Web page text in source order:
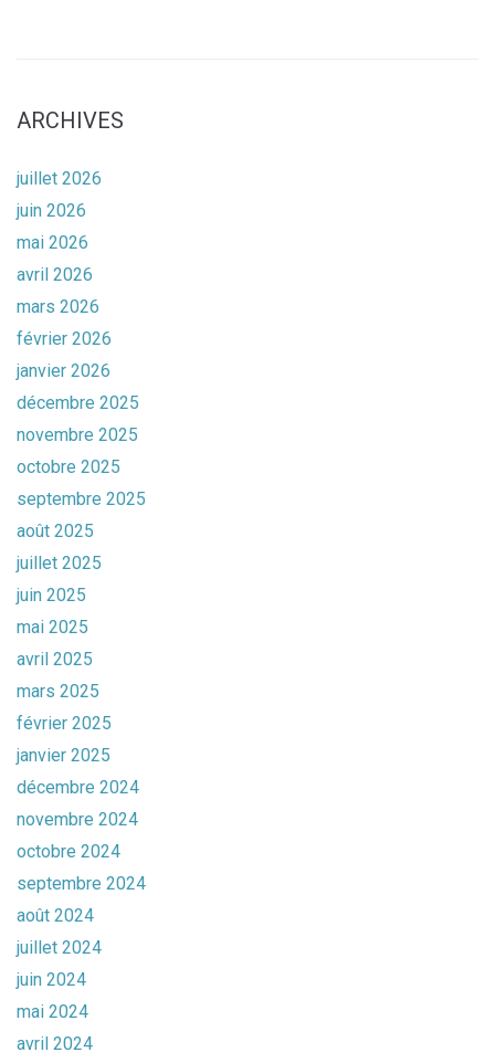
ARCHIVES
juillet 2026
juin 2026
mai 2026
avril 2026
mars 2026
février 2026
janvier 2026
décembre 2025
novembre 2025
octobre 2025
septembre 2025
août 2025
juillet 2025
juin 2025
mai 2025
avril 2025
mars 2025
février 2025
janvier 2025
décembre 2024
novembre 2024
octobre 2024
septembre 2024
août 2024
juillet 2024
juin 2024
mai 2024
avril 2024